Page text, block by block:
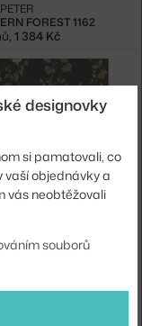
FOREST 1162
, 1 384 Kč
EVE 7679
,2 766 Kč
designovky
si pamatovali, co
vaší objednávky a
vás neobtěžovali
souborů